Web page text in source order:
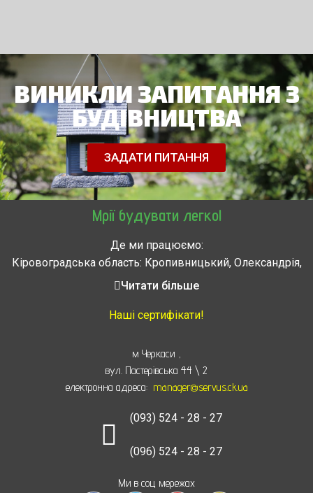
ВИНИКЛИ ЗАПИТАННЯ З
БУДІВНИЦТВА
ЗАДАТИ ПИТАННЯ
Мрії будувати легко!
Де ми працюємо:
Кіровоградська область: Кропивницький, Олександрія,
Знам’янка, Долинська, Новоархангельськ, Світловодськ
Звенигородка, Золотоноша, Каменка, Канев, Корсунь-
Монастырище, Смела, Тальное, Умань, Христиновка.
Черкассы, Чигирин, Чорнобай, Шпола
Читати більше
Наші сертифікати!
м Черкаси ,
вул. Пастерівська 44 \ 2
електронна адреса: manager@servus.ck.ua
(093) 524 - 28 - 27
(096) 524 - 28 - 27
Ми в соц мережах